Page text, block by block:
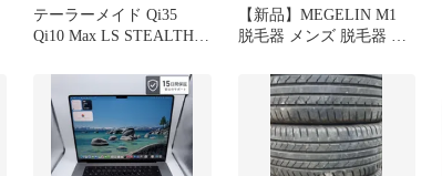
テーラーメイド Qi35
Qi10 Max LS STEALTH2
SIM2 SIM2 MAX MAX-D
SIM シリーズ SIM MAX
M6 M5 M3 M4 M1 M2 460
440 ドライバー FW 対応
スリーブ
【新品】MEGELIN M1
脱毛器 メンズ 脱毛器 メ